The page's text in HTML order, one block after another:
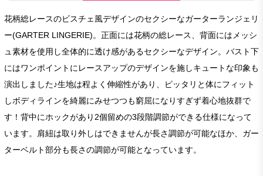
花柄総レースのビスチェ風デザインのセクシーなガーターランジェリ
ー(GARTER LINGERIE)。正面には花柄の総レース、背面にはメッシ
ュ素材を使用し全体的に透け感があるセクシーなデザイン。バスト下
にはワンポイントにレースアップのデザインを施しキュートな印象も
演出しました♪生地は程よく伸縮性があり、ピッタリと体にフィット
しボディラインを綺麗にみせつつも窮屈になりすぎず着心地抜群で
す！背中にホックがあり2個留めの3段階調節ができる仕様になって
います。肩紐は取り外しはできませんが長さ調節が可能なほか、ガー
ターベルト部分も長さの調節が可能となっています。